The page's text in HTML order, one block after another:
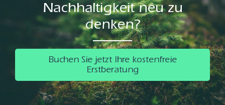
Nachhaltigkeit neu zu
denken?
Buchen Sie jetzt Ihre kostenfreie
Erstberatung